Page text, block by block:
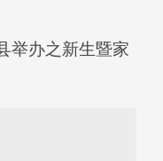
举办之新生暨家